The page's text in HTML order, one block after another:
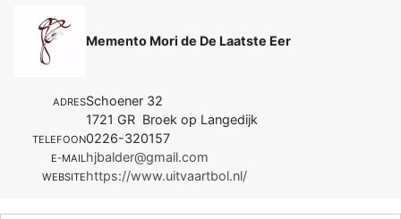
Memento Mori de De Laatste Eer
ADRESSchoener 32
1721 GR Broek op Langedijk
TELEFOON0226-320157
E-MAIL hjbalder@gmail.com
WEBSITEhttps://www.uitvaartbol.nl/